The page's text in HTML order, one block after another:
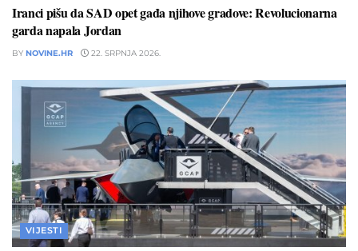
Iranci pišu da SAD opet gađa njihove gradove: Revolucionarna
garda napala Jordan
BY NOVINE.HR 22. SRPNJA 2026.
VIJESTI